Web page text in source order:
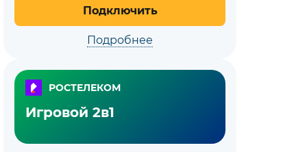
Подключить
Подробнее
РОСТЕЛЕКОМ
Игровой 2в1